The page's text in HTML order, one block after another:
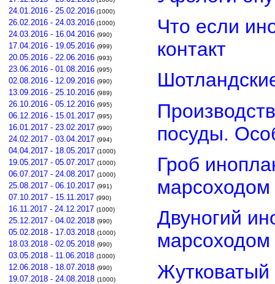
24.01.2016 - 25.02.2016 (1000)
26.02.2016 - 24.03.2016 (1000)
24.03.2016 - 16.04.2016 (990)
17.04.2016 - 19.05.2016 (999)
20.05.2016 - 22.06.2016 (993)
23.06.2016 - 01.08.2016 (995)
02.08.2016 - 12.09.2016 (990)
13.09.2016 - 25.10.2016 (989)
26.10.2016 - 05.12.2016 (995)
06.12.2016 - 15.01.2017 (995)
16.01.2017 - 23.02.2017 (990)
24.02.2017 - 03.04.2017 (994)
04.04.2017 - 18.05.2017 (1000)
19.05.2017 - 05.07.2017 (1000)
06.07.2017 - 24.08.2017 (1000)
25.08.2017 - 06.10.2017 (991)
07.10.2017 - 15.11.2017 (990)
16.11.2017 - 24.12.2017 (1000)
25.12.2017 - 04.02.2018 (990)
05.02.2018 - 17.03.2018 (1000)
18.03.2018 - 02.05.2018 (990)
03.05.2018 - 11.06.2018 (1000)
12.06.2018 - 18.07.2018 (990)
19.07.2018 - 24.08.2018 (1000)
Что если
контакт
посуды.
Гроб
марсоходом
Двуногий
марсоходом